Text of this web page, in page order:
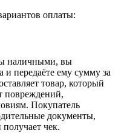
оплаты:
наличными, вы
и передаёте ему сумму за
товар, который
повреждений,
Покупатель
документы,
чек.